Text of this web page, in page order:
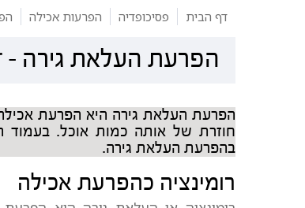
דף הבית פסיכופדיה הפרעות אכילה
- הפרעת העלאת גירה
הפרעת העלאת גירה היא הפרעת
חוזרת של אותה כמות אוכל. בעמוד
בהפרעת העלאת גירה.
רומינציה כהפרעת אכילה